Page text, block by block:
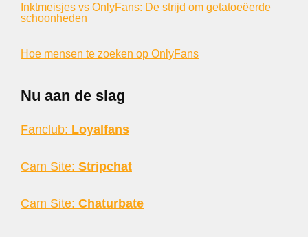
Inktmeisjes vs OnlyFans: De strijd om getatoeëerde
schoonheden
Hoe mensen te zoeken op OnlyFans
Nu aan de slag
Fanclub: Loyalfans
Cam Site: Stripchat
Cam Site: Chaturbate